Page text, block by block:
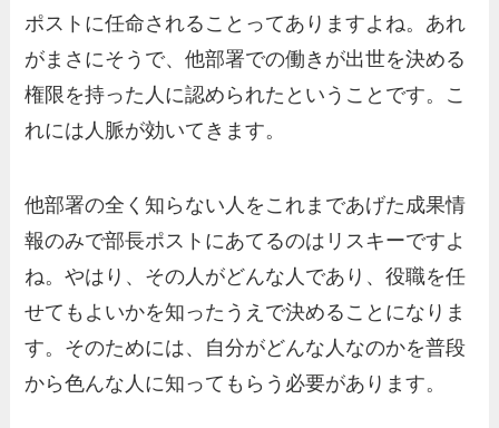
ポストに任命されることってありますよね。あれ
がまさにそうで、他部署での働きが出世を決める
権限を持った人に認められたということです。こ
れには人脈が効いてきます。
他部署の全く知らない人をこれまであげた成果情
報のみで部長ポストにあてるのはリスキーですよ
ね。やはり、その人がどんな人であり、役職を任
せてもよいかを知ったうえで決めることになりま
す。そのためには、自分がどんな人なのかを普段
から色んな人に知ってもらう必要があります。